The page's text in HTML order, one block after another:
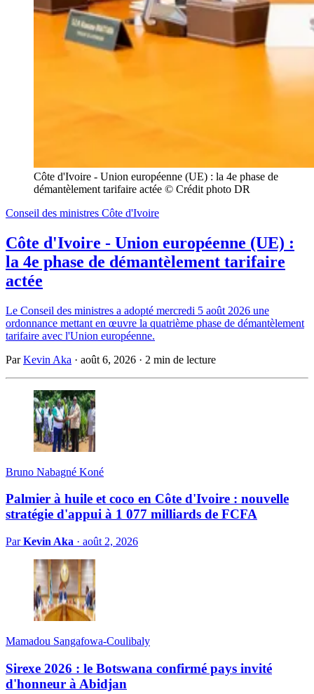
Côte d'Ivoire - Union européenne (UE) : la 4e phase de
démantèlement tarifaire actée © Crédit photo DR
Conseil des ministres Côte d'Ivoire
Côte d'Ivoire - Union européenne (UE) :
la 4e phase de démantèlement tarifaire
actée
Le Conseil des ministres a adopté mercredi 5 août 2026 une
ordonnance mettant en œuvre la quatrième phase de démantèlement
tarifaire avec l'Union européenne.
ParKevin Aka · août 6, 2026 · 2 min de lecture
Bruno Nabagné Koné
Palmier à huile et coco en Côte d'Ivoire : nouvelle
stratégie d'appui à 1 077 milliards de FCFA
ParKevin Aka · août 2, 2026
Mamadou Sangafowa-Coulibaly
Sirexe 2026 : le Botswana confirmé pays invité
d'honneur à Abidjan